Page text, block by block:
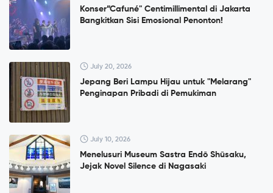
Konser”Cafuné" Centimillimental di Jakarta
Bangkitkan Sisi Emosional Penonton!
July 20, 2026
Jepang Beri Lampu Hijau untuk "Melarang"
Penginapan Pribadi di Pemukiman
July 10, 2026
Menelusuri Museum Sastra Endō Shūsaku,
Jejak Novel Silence di Nagasaki